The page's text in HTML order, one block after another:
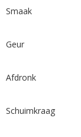
Smaak
Geur
Afdronk
Schuimkraag